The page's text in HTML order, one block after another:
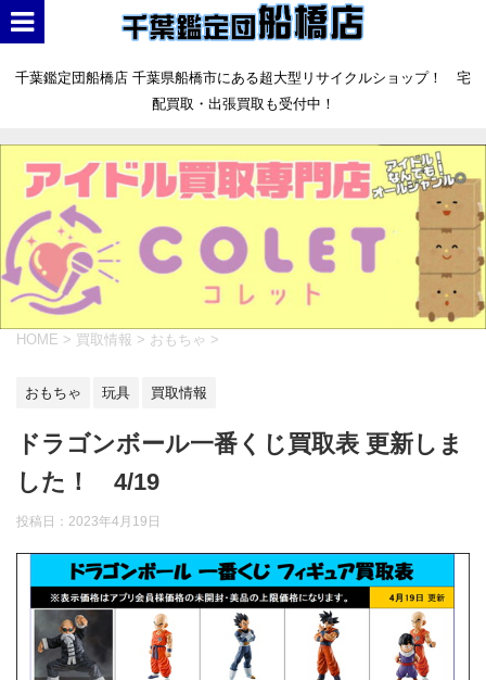
千葉鑑定団船橋店 千葉県船橋市にある超大型リサイクルショップ！ 宅
配買取・出張買取も受付中！
HOME > 買取情報 > おもちゃ >
おもちゃ 玩具 買取情報
ドラゴンボール一番くじ買取表 更新しま
した！ 4/19
投稿日： 2023年4月19日